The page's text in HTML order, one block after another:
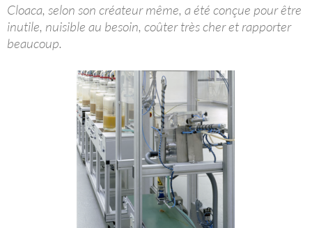
Cloaca, selon son créateur même, a été conçue pour être
inutile, nuisible au besoin, coûter très cher et rapporter
beaucoup.